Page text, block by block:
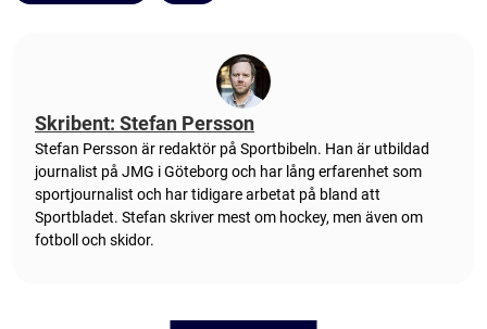
Skribent: Stefan Persson
Stefan Persson är redaktör på Sportbibeln. Han är utbildad
journalist på JMG i Göteborg och har lång erfarenhet som
sportjournalist och har tidigare arbetat på bland att
Sportbladet. Stefan skriver mest om hockey, men även om
fotboll och skidor.